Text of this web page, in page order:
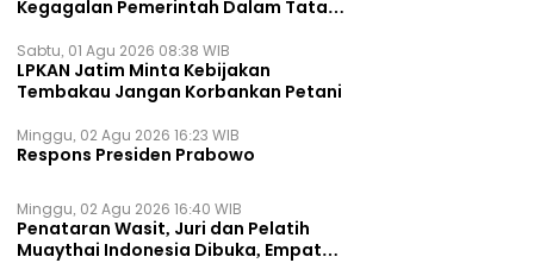
Kegagalan Pemerintah Dalam Tata
Sabtu, 01 Agu 2026 08:38 WIB
LPKAN Jatim Minta Kebijakan
Tembakau Jangan Korbankan Petani
Minggu, 02 Agu 2026 16:23 WIB
Respons Presiden Prabowo
Minggu, 02 Agu 2026 16:40 WIB
Penataran Wasit, Juri dan Pelatih
Muaythai Indonesia Dibuka, Empat